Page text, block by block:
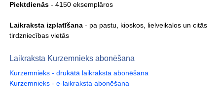
Piektdienās- 4150 eksemplāros
Laikraksta izplatīšana- pa pastu, kioskos, lielveikalos un citās
tirdzniecības vietās
Laikraksta Kurzemnieks abonēšana
Kurzemnieks - drukātā laikraksta abonēšana
Kurzemnieks - e-laikraksta abonēšana